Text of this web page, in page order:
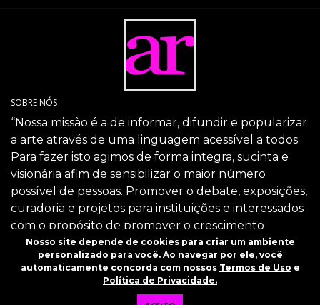
SOBRE NÓS
“Nossa missão é a de informar, difundir e popularizar
a arte através de uma linguagem acessível a todos.
Para fazer isto agimos de forma integra, sucinta e
visionária afim de sensibilizar o maior número
possível de pessoas. Promover o debate, exposições,
curadoria e projetos para instituições e interessados
com o propósito de promover o crescimento
intelectual da sociedade através da arte.”
SIGA-NOS
Nosso site depende de cookies para criar um ambiente
personalizado para você. Ao navegar por ele, você
automaticamente concorda com nossos Termos de Uso e
Política de Privacidade.